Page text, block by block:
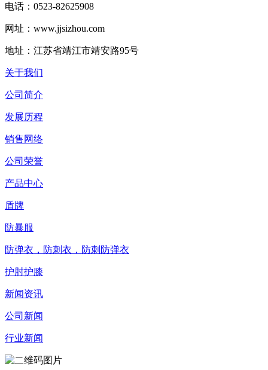
电话：0523-82625908
网址：www.jjsizhou.com
地址：江苏省靖江市靖安路95号
关于我们
公司简介
发展历程
销售网络
公司荣誉
产品中心
盾牌
防暴服
防弹衣，防刺衣，防刺防弹衣
护肘护膝
新闻资讯
公司新闻
行业新闻